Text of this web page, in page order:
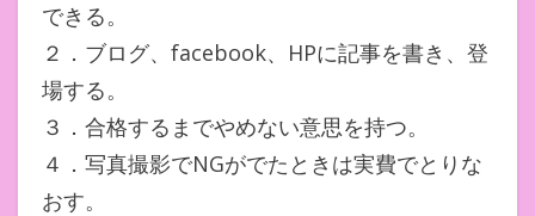
できる。
２．ブログ、facebook、HPに記事を書き、登
場する。
３．合格するまでやめない意思を持つ。
４．写真撮影でNGがでたときは実費でとりな
おす。